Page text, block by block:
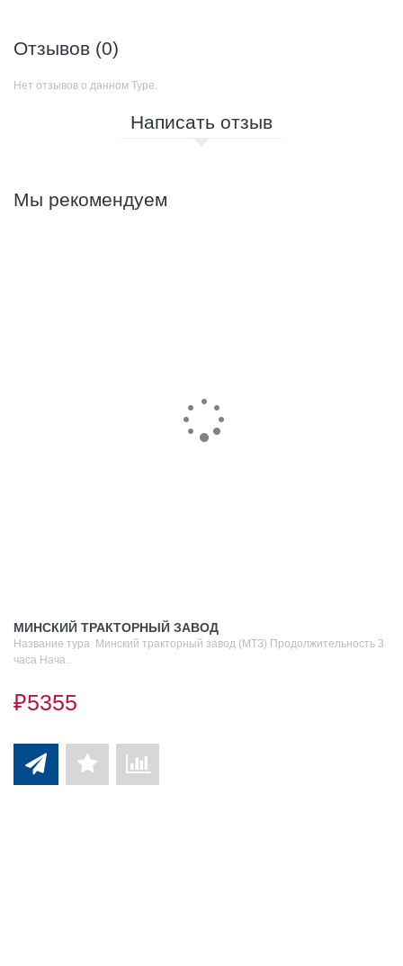
Отзывов (0)
Нет отзывов о данном Туре.
Написать отзыв
Мы рекомендуем
МИНСКИЙ ТРАКТОРНЫЙ ЗАВОД
Название тура Минский тракторный завод (МТЗ) Продолжительность 3
часа Нача..
₽5355